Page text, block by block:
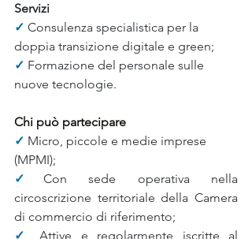
Servizi
✓ Consulenza specialistica per la
doppia transizione digitale e green;
✓ Formazione del personale sulle
nuove tecnologie.
Chi può partecipare
✓ Micro, piccole e medie imprese
(MPMI);
✓ Con sede operativa nella
circoscrizione territoriale della Camera
di commercio di riferimento;
✓ Attive e regolarmente iscritte al